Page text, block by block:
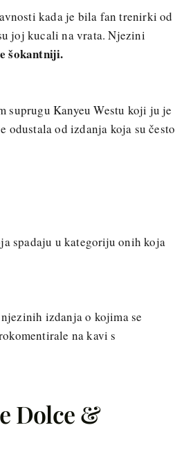
kada je bila fan trenirki od
joj kucali na vrata. Njezini
šokantniji.
suprugu Kanyeu Westu koji ju je
od izdanja koja su često
spadaju u kategoriju onih koja
izdanja o kojima se
na kavi s
Dolce &